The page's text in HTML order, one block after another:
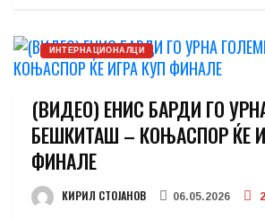
ИНТЕРНАЦИОНАЛЦИ
(ВИДЕО) ЕНИС БАРДИ ГО
БЕШКИТАШ – КОЊАСПОР ЌЕ
ФИНАЛЕ
КИРИЛ СТОЈАНОВ 06.05.2026